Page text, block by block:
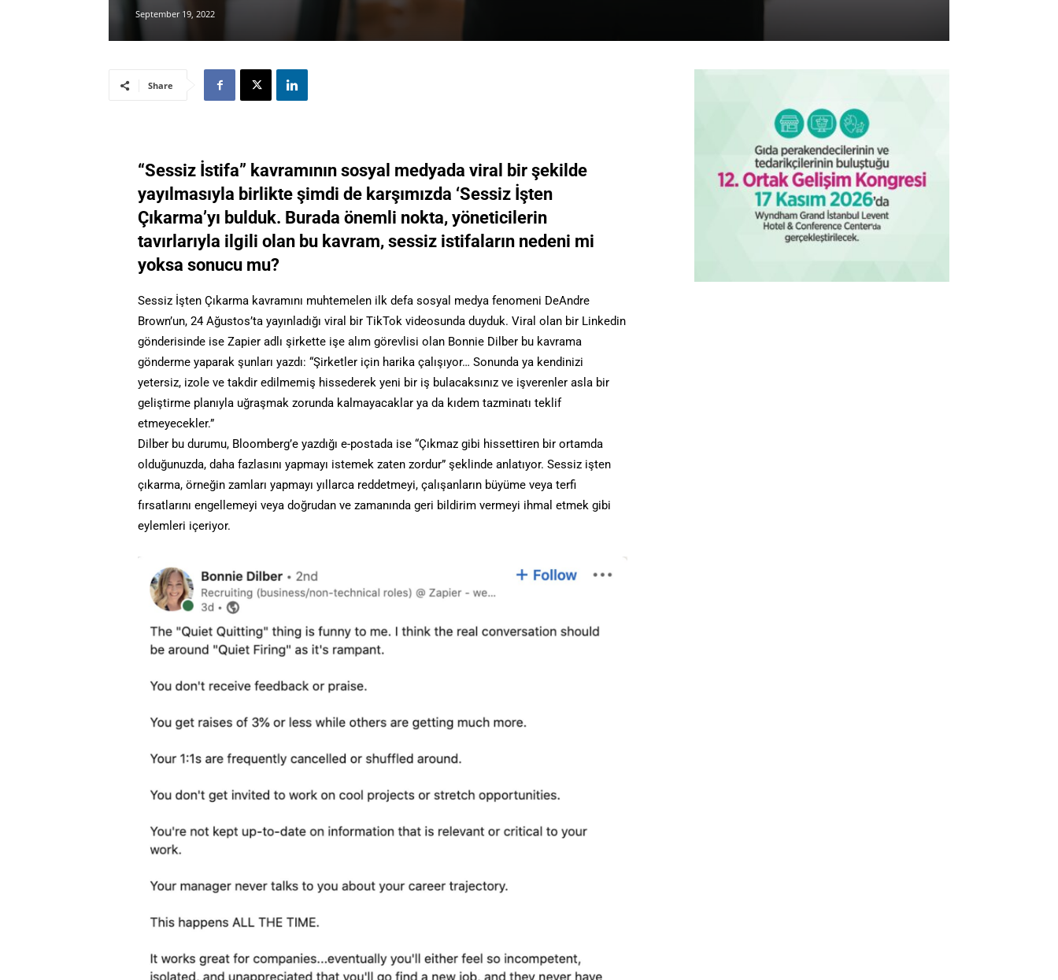
September 19, 2022
Share
“Sessiz İstifa” kavramının sosyal medyada viral bir şekilde
yayılmasıyla birlikte şimdi de karşımızda ‘Sessiz İşten
Çıkarma’yı bulduk. Burada önemli nokta, yöneticilerin
tavırlarıyla ilgili olan bu kavram, sessiz istifaların nedeni mi
yoksa sonucu mu?
Sessiz İşten Çıkarma kavramını muhtemelen ilk defa sosyal medya fenomeni DeAndre
Brown’un, 24 Ağustos’ta yayınladığı viral bir TikTok videosunda duyduk. Viral olan bir Linkedin
gönderisinde ise Zapier adlı şirkette işe alım görevlisi olan Bonnie Dilber bu kavrama
gönderme yaparak şunları yazdı: “Şirketler için harika çalışıyor… Sonunda ya kendinizi
yetersiz, izole ve takdir edilmemiş hissederek yeni bir iş bulacaksınız ve işverenler asla bir
geliştirme planıyla uğraşmak zorunda kalmayacaklar ya da kıdem tazminatı teklif
etmeyecekler.”
Dilber bu durumu, Bloomberg’e yazdığı e-postada ise “Çıkmaz gibi hissettiren bir ortamda
olduğunuzda, daha fazlasını yapmayı istemek zaten zordur” şeklinde anlatıyor. Sessiz işten
çıkarma, örneğin zamları yapmayı yıllarca reddetmeyi, çalışanların büyüme veya terfi
fırsatlarını engellemeyi veya doğrudan ve zamanında geri bildirim vermeyi ihmal etmek gibi
eylemleri içeriyor.